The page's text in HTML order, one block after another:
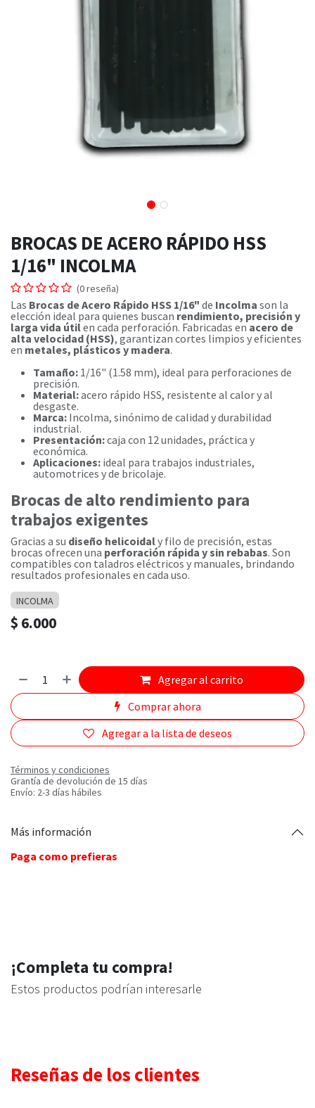
BROCAS DE ACERO RÁPIDO HSS
1/16" INCOLMA
(0 reseña)
Las Brocas de Acero Rápido HSS 1/16" de Incolma son la
elección ideal para quienes buscan rendimiento, precisión y
larga vida útilen cada perforación. Fabricadas enacero de
alta velocidad (HSS), garantizan cortes limpios y eficientes
en metales, plásticos y madera.
Tamaño: 1/16" (1.58 mm), ideal para perforaciones de
precisión.
Material:acero rápido HSS, resistente al calor y al
desgaste.
Marca: Incolma, sinónimo de calidad y durabilidad
industrial.
Presentación:caja con 12 unidades, práctica y
económica.
Aplicaciones: ideal para trabajos industriales,
automotrices y de bricolaje.
Brocas de alto rendimiento para
trabajos exigentes
Gracias a su diseño helicoidaly filo de precisión, estas
brocas ofrecen una perforación rápida y sin rebabas. Son
compatibles con taladros eléctricos y manuales, brindando
resultados profesionales en cada uso.
INCOLMA
$ 6.000
Agregar al carrito
Comprar ahora
Agregar a la lista de deseos
Términos y condiciones
Grantía de devolución de 15 días
Envío: 2-3 días hábiles
Más información
Paga como prefieras
¡Completa tu compra!
Estos productos podrían interesarle
Reseñas de los clientes